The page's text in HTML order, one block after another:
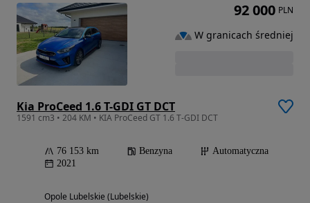
Kia ProCeed 1.6 T-GDI GT DCT
1591 cm3 • 204 KM • KIA ProCeed GT 1.6 T-GDI DCT
76 153 km Benzyna
Automatyczna
2021
Opole Lubelskie (Lubelskie)
92 000 PLN
W granicach średniej